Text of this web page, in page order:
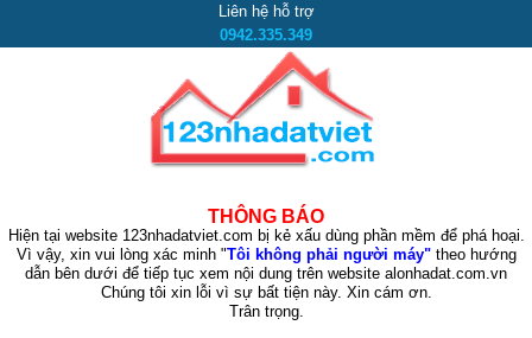
Liên hệ hỗ trợ
0942.335.349
THÔNG BÁO
Hiện tại website 123nhadatviet.com bị kẻ xấu dùng phần mềm để phá hoại.
Vì vậy, xin vui lòng xác minh "Tôi không phải người máy"theo hướng
dẫn bên dưới để tiếp tục xem nội dung trên website alonhadat.com.vn
Chúng tôi xin lỗi vì sự bất tiện này. Xin cám ơn.
Trân trọng.